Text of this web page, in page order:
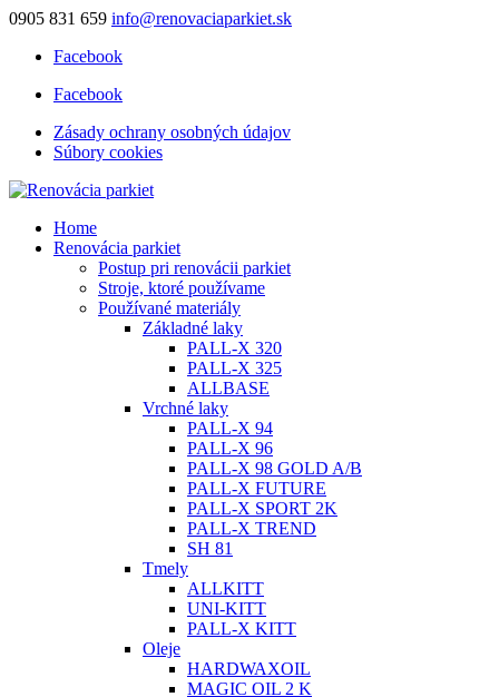
0905 831 659 info@renovaciaparkiet.sk
Facebook
Facebook
Zásady ochrany osobných údajov
Súbory cookies
Home
Renovácia parkiet
Postup pri renovácii parkiet
Stroje, ktoré používame
Používané materiály
Základné laky
PALL-X 320
PALL-X 325
ALLBASE
Vrchné laky
PALL-X 94
PALL-X 96
PALL-X 98 GOLD A/B
PALL-X FUTURE
PALL-X SPORT 2K
PALL-X TREND
SH 81
Tmely
ALLKITT
UNI-KITT
PALL-X KITT
Oleje
HARDWAXOIL
MAGIC OIL 2 K